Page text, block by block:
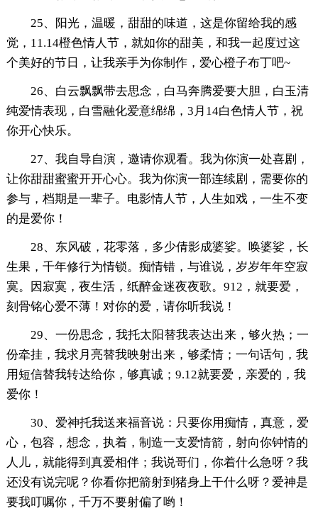
25、阳光，温暖，甜甜的味道，这是你留给我的感
觉，11.14橙色情人节，就如你的甜美，和我一起度过这
个美好的节日，让我亲手为你制作，爱心橙子布丁吧~
26、白云飘飘带去思念，白马奔腾爱要大胆，白玉清
纯爱情表现，白雪融化爱意绵绵，3月14白色情人节，祝
你开心快乐。
27、我自导自演，邀请你观看。我为你演一处喜剧，
让你甜甜蜜蜜开开心心。我为你演一部连续剧，需要你的
参与，档期是一辈子。电影情人节，人生如戏，一生不变
的是爱你！
28、东风破，花零落，多少倩影成婆娑。唤婆娑，长
生果，千年修行为情锁。痴情错，与谁说，岁岁年年空寂
寞。因寂寞，夜生活，纸醉金迷夜夜歌。912，就要爱，
刻骨铭心爱不薄！对你的爱，请你听我说！
29、一份思念，我托太阳替我表达出来，够火热；一
份牵挂，我求月亮替我映射出来，够柔情；一句话句，我
用短信替我转达给你，够真诚；9.12就要爱，亲爱的，我
爱你！
30、爱神托我送来福音说：只要你用痴情，真意，爱
心，包容，想念，执着，制造一支爱情箭，射向你钟情的
人儿，就能得到真爱相伴；我说哥们，你着什么急呀？我
还没有说完呢？你看你把箭射到猪身上干什么呀？爱神是
要我叮嘱你，千万不要射偏了哟！